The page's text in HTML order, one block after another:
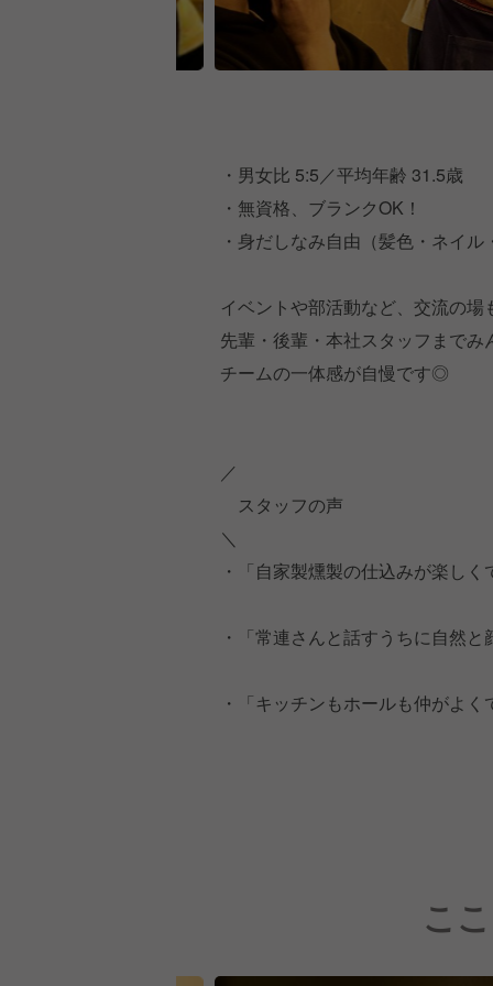
・男女比 5:5／平均年齢 31.5歳
・無資格、ブランクOK！
・身だしなみ自由（髪色・ネイ
イベントや部活動など、交流の場
先輩・後輩・本社スタッフまでみ
チームの一体感が自慢です◎
／
スタッフの声
＼
・「自家製燻製の仕込みが楽し
・「常連さんと話すうちに自然
・「キッチンもホールも仲がよ
こ